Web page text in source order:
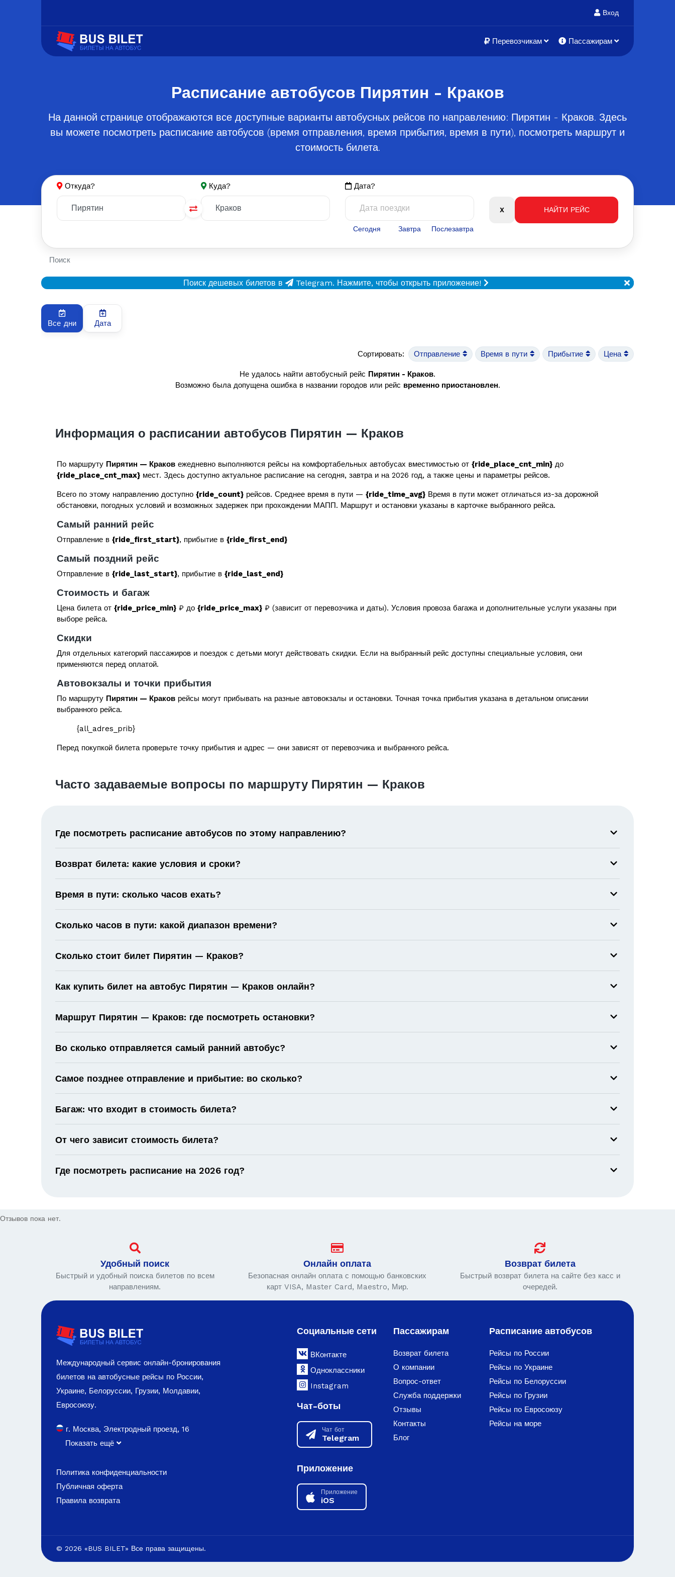
Вход
Перевозчикам Пассажирам
Расписание автобусов Пирятин - Краков
На данной странице отображаются все доступные варианты автобусных рейсов по направлению: Пирятин - Краков. Здесь
вы можете посмотреть расписание автобусов (время отправления, время прибытия, время в пути), посмотреть маршрут и
стоимость билета.
Откуда? Куда? Дата?
Сегодня Завтра Послезавтра
Поиск
Поиск дешевых билетов в Telegram. Нажмите, чтобы открыть приложение!
Все дни Дата
Сортировать: Отправление Время в пути Прибытие Цена
Не удалось найти автобусный рейс Пирятин - Краков.
Возможно была допущена ошибка в названии городов или рейс временно приостановлен.
Информация о расписании автобусов Пирятин — Краков
По маршруту Пирятин — Краков ежедневно выполняются рейсы на комфортабельных автобусах вместимостью от {ride_place_cnt_min} до
{ride_place_cnt_max} мест. Здесь доступно актуальное расписание на сегодня, завтра и на 2026 год, а также цены и параметры рейсов.
Всего по этому направлению доступно {ride_count} рейсов. Среднее время в пути — {ride_time_avg} Время в пути может отличаться из-за дорожной
обстановки, погодных условий и возможных задержек при прохождении МАПП. Маршрут и остановки указаны в карточке выбранного рейса.
Самый ранний рейс
Отправление в {ride_first_start}, прибытие в {ride_first_end}
Самый поздний рейс
Отправление в {ride_last_start}, прибытие в {ride_last_end}
Стоимость и багаж
Цена билета от {ride_price_min} ₽ до {ride_price_max} ₽ (зависит от перевозчика и даты). Условия провоза багажа и дополнительные услуги указаны при
выборе рейса.
Скидки
Для отдельных категорий пассажиров и поездок с детьми могут действовать скидки. Если на выбранный рейс доступны специальные условия, они
применяются перед оплатой.
Автовокзалы и точки прибытия
По маршруту Пирятин — Краков рейсы могут прибывать на разные автовокзалы и остановки. Точная точка прибытия указана в детальном описании
выбранного рейса.
{all_adres_prib}
Перед покупкой билета проверьте точку прибытия и адрес — они зависят от перевозчика и выбранного рейса.
Часто задаваемые вопросы по маршруту Пирятин — Краков
Где посмотреть расписание автобусов по этому направлению?
Возврат билета: какие условия и сроки?
Время в пути: сколько часов ехать?
Сколько часов в пути: какой диапазон времени?
Сколько стоит билет Пирятин — Краков?
Как купить билет на автобус Пирятин — Краков онлайн?
Маршрут Пирятин — Краков: где посмотреть остановки?
Во сколько отправляется самый ранний автобус?
Самое позднее отправление и прибытие: во сколько?
Багаж: что входит в стоимость билета?
От чего зависит стоимость билета?
Где посмотреть расписание на 2026 год?
Отзывов пока нет.
Удобный поиск
Быстрый и удобный поиска билетов по всем
направлениям.
Онлайн оплата
Безопасная онлайн оплата с помощью банковских
карт VISA, Master Card, Maestro, Мир.
Возврат билета
Быстрый возврат билета на сайте без касс и
очередей.
Международный сервис онлайн-бронирования
билетов на автобусные рейсы по России,
Украине, Белоруссии, Грузии, Молдавии,
Евросоюзу.
г. Москва, Электродный проезд, 16
Показать ещё
Политика конфиденциальности
Публичная оферта
Правила возврата
Социальные сети
ВКонтакте
Одноклассники
Instagram
Чат-боты
Чат бот
Telegram
Приложение
Приложение
iOS
Пассажирам
Возврат билета
О компании
Вопрос-ответ
Служба поддержки
Отзывы
Контакты
Блог
Расписание автобусов
Рейсы по России
Рейсы по Украине
Рейсы по Белоруссии
Рейсы по Грузии
Рейсы по Евросоюзу
Рейсы на море
© 2026 «BUS BILET» Все права защищены.